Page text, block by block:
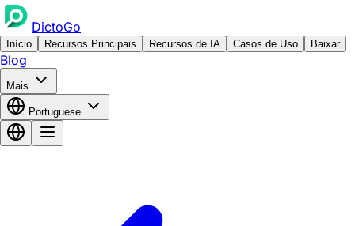
DictoGo
Início Recursos Principais Recursos de IA Casos de Uso Baixar
Blog
Mais
Portuguese